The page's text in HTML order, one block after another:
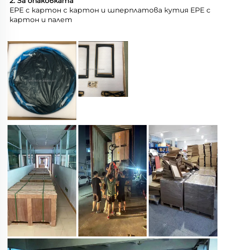
EPE с картон с картон и шперплатова кутия EPE с
картон и палет